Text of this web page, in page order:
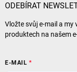
ODEBÍRAT
Vložte svůj e-mail a
produktech na našem
E-MAIL